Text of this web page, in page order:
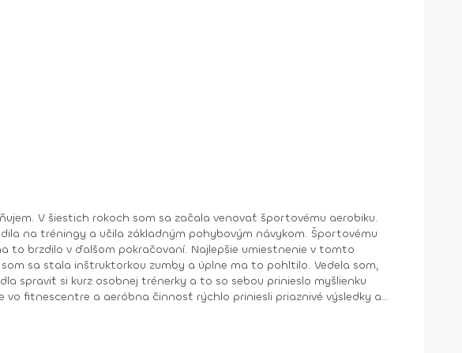
na tréningy a učila základným pohybovým návykom. Športovému
to brzdilo v ďalšom pokračovaní. Najlepšie umiestnenie v tomto
spraviť si kurz osobnej trénerky a to so sebou prinieslo myšlienku
fitnescentre a aeróbna činnosť rýchlo priniesli priaznivé výsledky a